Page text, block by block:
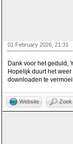
01 February 2026, 21:31
Dank voor het geduld,
Hopelijk duurt het
downloaden te
Website Zoek